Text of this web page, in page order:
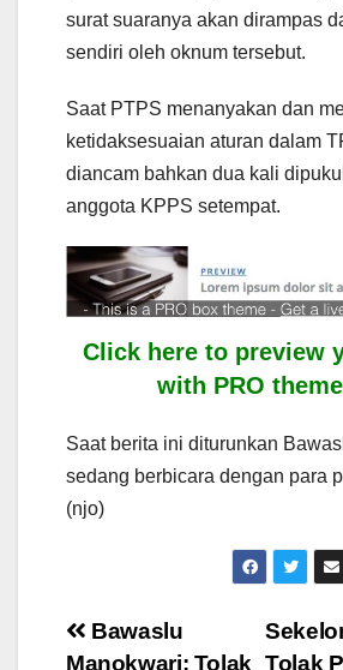
surat suaranya akan dirampas
sendiri oleh oknum tersebut.
Saat PTPS menanyakan dan
ketidaksesuaian aturan dalam
diancam bahkan dua kali
anggota KPPS setempat.
Click here to preview
with PRO
Saat berita ini diturunkan
sedang berbicara dengan para
(njo)
Post
Tolak
Bawaslu
Manokwari: Tolak